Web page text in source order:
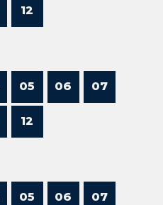
12
05 06 07
12
05 06 07